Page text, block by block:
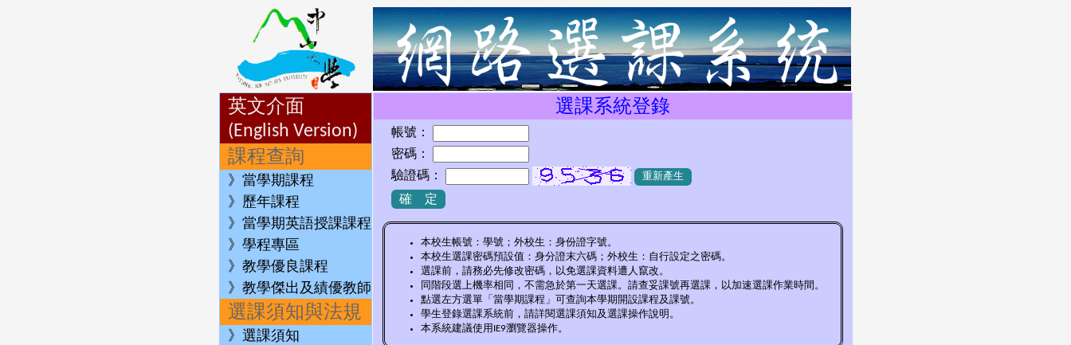
英文介面
(English Version)
課程查詢
》當學期課程
》歷年課程
》當學期英語授課課程
》學程專區
》教學優良課程
》教學傑出及績優教師
選課須知與法規
》選課須知
選課系統登錄
帳號：
密碼：
驗證碼：
重新產生
本校生帳號：學號；外校生：身份證字號。
本校生選課密碼預設值：身分證末六碼；外校生：自行設定之密碼。
選課前，請務必先修改密碼，以免選課資料遭人竄改。
同階段選上機率相同，不需急於第一天選課。請查妥課號再選課，以加速選課作業時間。
點選左方選單「當學期課程」可查詢本學期開設課程及課號。
學生登錄選課系統前，請詳閱選課須知及選課操作說明。
本系統建議使用IE9瀏覽器操作。